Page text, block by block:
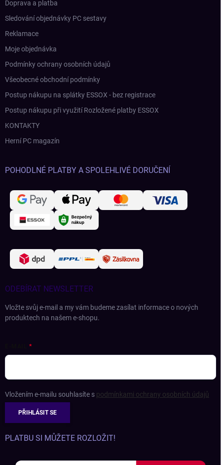
Doprava a platba
Sledování objednávky PC sestavy
Reklamace
Moje objednávka
Podmínky ochrany osobních údajů
Všeobecné obchodní podmínky
Postup nákupu na splátky ESSOX - bez registrace
Postup nákupu při využití Rozložené platby ESSOX
KONTAKTY
Herní PC magazín
POHODLNÉ PLATBY A SPOLEHLIVÉ DORUČENÍ
ODEBÍRAT NEWSLETTER
Vložte svůj e-mail a my vám budeme zasílat informace o nových
produktech na našem e-shopu.
Vložením e-mailu souhlasíte s podmínkami ochrany osobních údajů
PŘIHLÁSIT SE
PLATBU SI MŮŽETE ROZLOŽIT!